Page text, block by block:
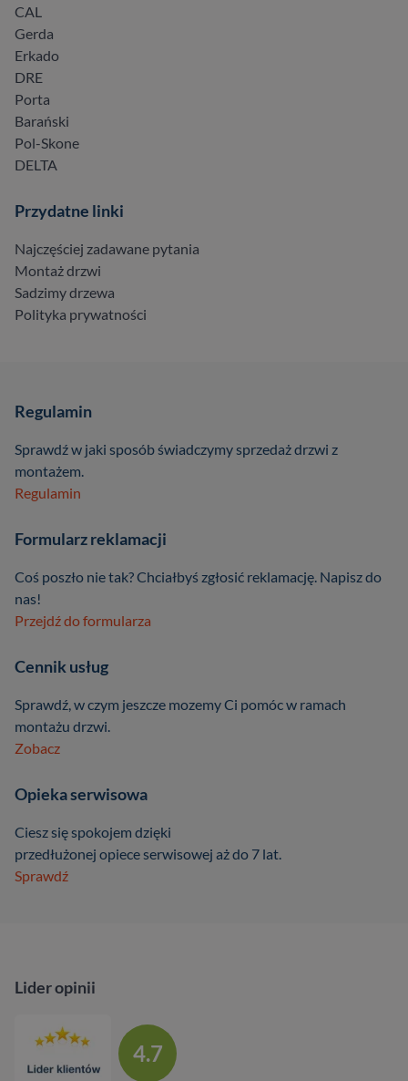
CAL
Gerda
Erkado
DRE
Porta
Barański
Pol-Skone
DELTA
Przydatne linki
Najczęściej zadawane pytania
Montaż drzwi
Sadzimy drzewa
Polityka prywatności
Regulamin
Sprawdź w jaki sposób świadczymy sprzedaż drzwi z
montażem.
Regulamin
Formularz reklamacji
Coś poszło nie tak? Chciałbyś zgłosić reklamację. Napisz do
nas!
Przejdź do formularza
Cennik usług
Sprawdź, w czym jeszcze mozemy Ci pomóc w ramach
montażu drzwi.
Zobacz
Opieka serwisowa
Ciesz się spokojem dzięki
przedłużonej opiece serwisowej aż do 7 lat.
Sprawdź
Lider opinii
4.7